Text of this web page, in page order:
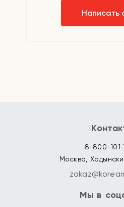
Написать
8-800-101-
Москва,
Мы в